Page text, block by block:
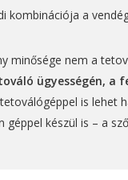
kombinációja a
minősége nem a
ügyességén, a
is lehet
készül is – a